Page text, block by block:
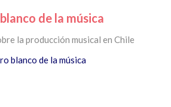
de la música
la producción musical en Chile
blanco de la música